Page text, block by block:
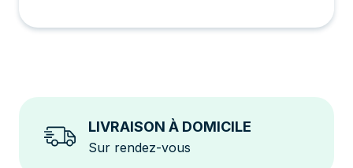
LIVRAISON À DOMICILE
Sur rendez-vous